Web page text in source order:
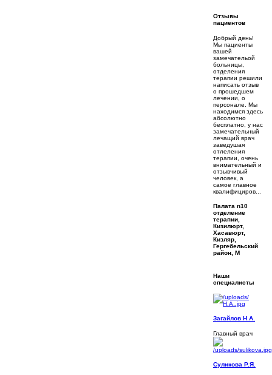
Отзывы
пациентов
Добрый день!
Мы пациенты
вашей
замечательой
больницы,
отделения
терапии решили
написать отзыв
о прошедшем
лечении, о
персонале. Мы
находимся здесь
абсолютно
бесплатно, у нас
замечательный
лечащий врач
заведушая
отлеления
терапии, очень
внимательный и
отзывчивый
человек, а
самое главное
квалифициров...
Палата n10
отделение
терапии,
Кизилюрт,
Хасавюрт,
Кизляр,
Гергебельский
район, М
Наши
специалисты
Загайлов Н.А.
Главный врач
Суликова Р.Я.